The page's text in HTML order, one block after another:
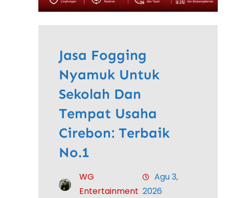
Jasa Fogging
Nyamuk Untuk
Sekolah Dan
Tempat Usaha
Cirebon: Terbaik
No.1
WG
Entertainment
Agu 3,
2026